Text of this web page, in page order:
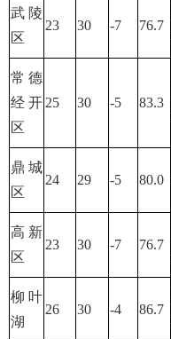
武陵
区
23 30 -7 76.7
常德
经开
区
25 30 -5 83.3
鼎城
区
24 29 -5 80.0
高新
区
23 30 -7 76.7
柳叶
湖
26 30 -4 86.7